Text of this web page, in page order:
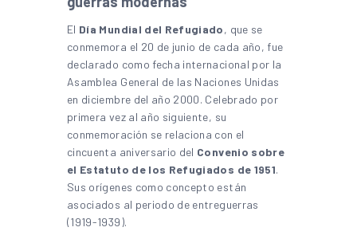
El Día Mundial del Refugiado, que se
conmemora el 20 de junio de cada año, fue
declarado como fecha internacional por la
Asamblea General de las Naciones Unidas
en diciembre del año 2000. Celebrado por
primera vez al año siguiente, su
conmemoración se relaciona con el
cincuenta aniversario del Convenio sobre
el Estatuto de los Refugiados de 1951.
Sus orígenes como concepto están
asociados al periodo de entreguerras
(1919-1939).